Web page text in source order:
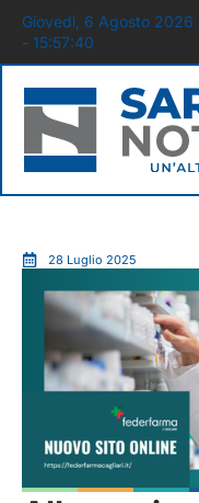
Giovedì, 6 Agosto 2026
- 15:57:41
28 Luglio 2025